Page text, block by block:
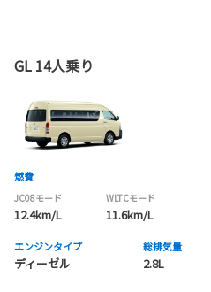
GL 14人乗り
燃費
JC08モード
12.4km/L
WLTCモード
11.6km/L
エンジンタイプ
ディーゼル
総排気量
2.8L